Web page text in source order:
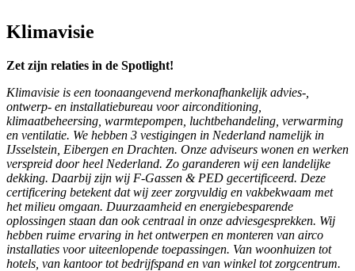
Klimavisie
Zet zijn relaties in de Spotlight!
Klimavisie is een toonaangevend merkonafhankelijk advies-,
ontwerp- en installatiebureau voor airconditioning,
klimaatbeheersing, warmtepompen, luchtbehandeling, verwarming
en ventilatie. We hebben 3 vestigingen in Nederland namelijk in
IJsselstein, Eibergen en Drachten. Onze adviseurs wonen en werken
verspreid door heel Nederland. Zo garanderen wij een landelijke
dekking. Daarbij zijn wij F-Gassen & PED gecertificeerd. Deze
certificering betekent dat wij zeer zorgvuldig en vakbekwaam met
het milieu omgaan. Duurzaamheid en energiebesparende
oplossingen staan dan ook centraal in onze adviesgesprekken. Wij
hebben ruime ervaring in het ontwerpen en monteren van airco
installaties voor uiteenlopende toepassingen. Van woonhuizen tot
hotels, van kantoor tot bedrijfspand en van winkel tot zorgcentrum.